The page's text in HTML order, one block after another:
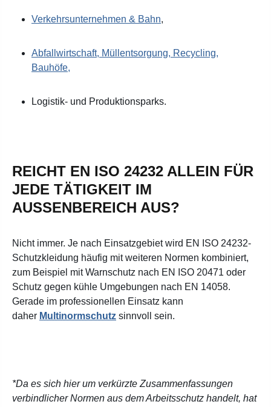
Verkehrsunternehmen & Bahn,
Abfallwirtschaft, Müllentsorgung, Recycling,
Bauhöfe,
Logistik- und Produktionsparks.
REICHT EN ISO 24232 ALLEIN FÜR
JEDE TÄTIGKEIT IM
AUSSENBEREICH AUS?
Nicht immer. Je nach Einsatzgebiet wird EN ISO 24232-
Schutzkleidung häufig mit weiteren Normen kombiniert,
zum Beispiel mit Warnschutz nach EN ISO 20471 oder
Schutz gegen kühle Umgebungen nach EN 14058.
Gerade im professionellen Einsatz kann
daher Multinormschutz sinnvoll sein.
*Da es sich hier um verkürzte Zusammenfassungen
verbindlicher Normen aus dem Arbeitsschutz handelt, hat